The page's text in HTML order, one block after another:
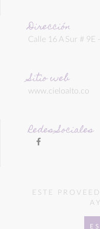
Dirección
Calle 16 A Sur # 9E
Sitio web
www.cieloalto.co
Redes Sociales
ESTE